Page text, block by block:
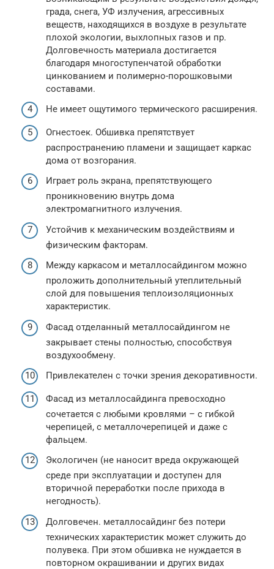
града, снега, УФ излучения, агрессивных
веществ, находящихся в воздухе в результате
плохой экологии, выхлопных газов и пр.
Долговечность материала достигается
благодаря многоступенчатой обработки
цинкованием и полимерно-порошковыми
составами.
Не имеет ощутимого термического расширения.
Огнестоек. Обшивка препятствует
распространению пламени и защищает каркас
дома от возгорания.
Играет роль экрана, препятствующего
проникновению внутрь дома
электромагнитного излучения.
Устойчив к механическим воздействиям и
физическим факторам.
Между каркасом и металлосайдингом можно
проложить дополнительный утеплительный
слой для повышения теплоизоляционных
характеристик.
Фасад отделанный металлосайдингом не
закрывает стены полностью, способствуя
воздухообмену.
Привлекателен с точки зрения декоративности.
Фасад из металлосайдинга превосходно
сочетается с любыми кровлями – с гибкой
черепицей, с металлочерепицей и даже с
фальцем.
Экологичен (не наносит вреда окружающей
среде при эксплуатации и доступен для
вторичной переработки после прихода в
негодность).
Долговечен. металлосайдинг без потери
технических характеристик может служить до
полувека. При этом обшивка не нуждается в
повторном окрашивании и других видах